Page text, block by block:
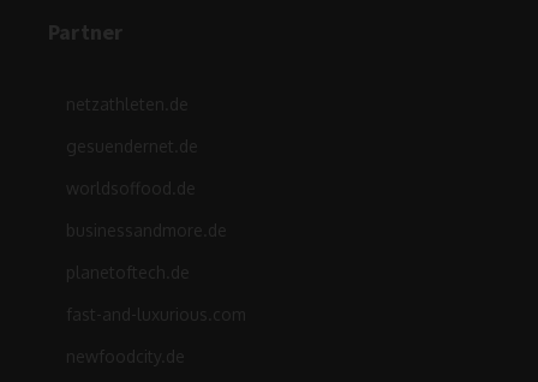
Partner
netzathleten.de
gesuendernet.de
worldsoffood.de
businessandmore.de
planetoftech.de
fast-and-luxurious.com
newfoodcity.de